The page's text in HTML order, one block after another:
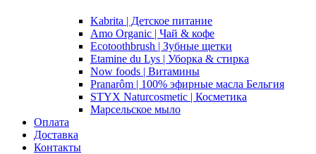
Kabrita | Детское питание
Amo Organic | Чай & кофе
Ecotoothbrush | Зубные щетки
Etamine du Lys | Уборка & стирка
Now foods | Витамины
Pranarôm | 100% эфирные масла Бельгия
STYX Naturcosmetic | Косметика
Марсельское мыло
Оплата
Доставка
Контакты